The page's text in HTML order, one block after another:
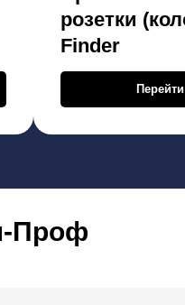
розетки
Finder
Перейти
Проф